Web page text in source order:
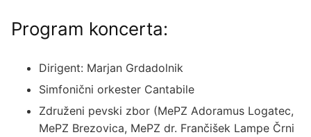
Program koncerta:
Dirigent: Marjan Grdadolnik
Simfonični orkester Cantabile
Združeni pevski zbor (MePZ Adoramus Logatec,
MePZ Brezovica, MePZ dr. Frančišek Lampe Črni